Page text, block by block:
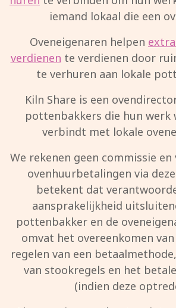
iemand lokaal die een
Oveneigenaren helpen
verdienen te verdienen door
te verhuren aan lokale
Kiln Share is een
pottenbakkers die hun werk
verbindt met lokale
We rekenen geen commissie
ovenhuurbetalingen via
betekent dat
aansprakelijkheid
pottenbakker en de
omvat het overeenkomen
regelen van een
van stookregels en het
(indien deze